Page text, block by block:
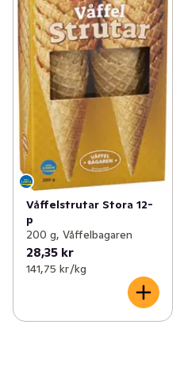
Våffelstrutar Stora 12-
p
200 g, Våffelbagaren
28,35 kr
141,75 kr /kg